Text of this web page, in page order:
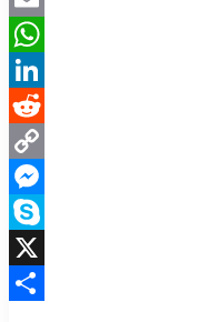
Email
WhatsApp
LinkedIn
Reddit
Copy
Link
Messenger
Skype
X